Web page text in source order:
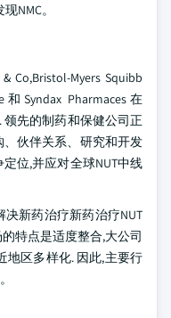
NMC。
Myers Squibb
和Syndax Pharmaces在
领先的制药和保健公司正
伙伴关系、研究和开发
位,并应对全球NUT中线
新药治疗新药治疗NUT
特点是适度整合,大公司
地区多样化. 因此,主要行